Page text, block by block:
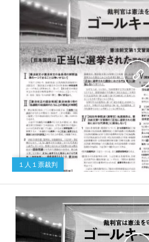
１人１票裁判